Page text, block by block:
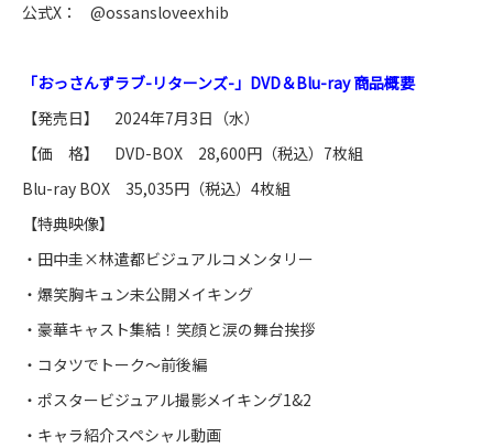
公式X： @ossansloveexhib
「おっさんずラブ-リターンズ-」DVD＆Blu-ray 商品概要
【発売日】 2024年7月3日（水）
【価 格】 DVD-BOX 28,600円（税込）7枚組
Blu-ray BOX 35,035円（税込）4枚組
【特典映像】
・田中圭×林遣都ビジュアルコメンタリー
・爆笑胸キュン未公開メイキング
・豪華キャスト集結！笑顔と涙の舞台挨拶
・コタツでトーク～前後編
・ポスタービジュアル撮影メイキング1&2
・キャラ紹介スペシャル動画